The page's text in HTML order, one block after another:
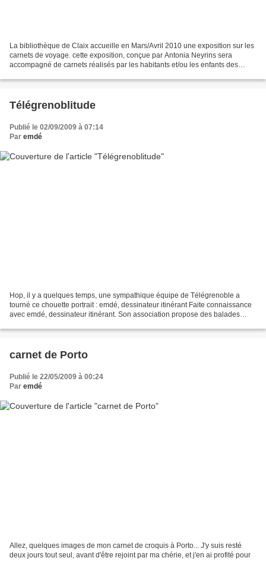
La bibliothèque de Claix accueille en Mars/Avril 2010 une exposition sur les
carnets de voyage. cette exposition, conçue par Antonia Neyrins sera
accompagné de carnets réalisés par les habitants et/ou les enfants des
Télégrenoblitude
Publié le 02/09/2009 à 07:14
Par emdé
Hop, il y a quelques temps, une sympathique équipe de Télégrenoble a
tourné ce chouette portrait : emdé, dessinateur itinérant Faite connaissance
avec emdé, dessinateur itinérant. Son association propose des balades
carnet de Porto
Publié le 22/05/2009 à 00:24
Par emdé
Allez, quelques images de mon carnet de croquis à Porto... J'y suis resté
deux jours tout seul, avant d'être rejoint par ma chérie, et j'en ai profité pour